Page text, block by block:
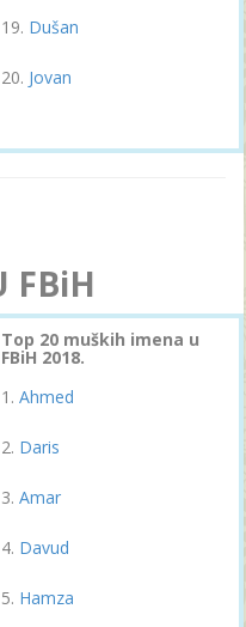
Dušan
Jovan
FBiH
Top 20 muških imena u
FBiH 2018.
Ahmed
Daris
Amar
Davud
Hamza